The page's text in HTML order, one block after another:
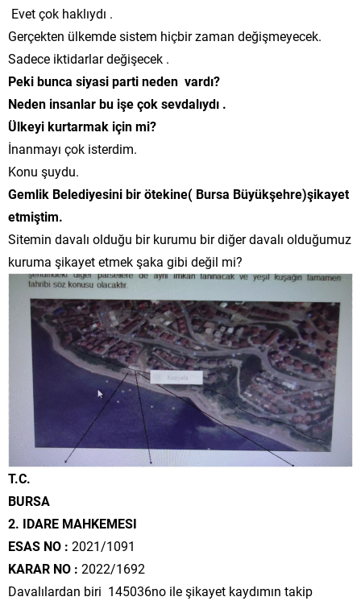
Evet çok haklıydı .
Gerçekten ülkemde sistem hiçbir zaman değişmeyecek.
Sadece iktidarlar değişecek .
Peki bunca siyasi parti neden vardı?
Neden insanlar bu işe çok sevdalıydı .
Ülkeyi kurtarmak için mi?
İnanmayı çok isterdim.
Konu şuydu.
Gemlik Belediyesini bir ötekine( Bursa Büyükşehre)şikayet
etmiştim.
Sitemin davalı olduğu bir kurumu bir diğer davalı olduğumuz
kuruma şikayet etmek şaka gibi değil mi?
T.C.
BURSA
2. IDARE MAHKEMESI
ESAS NO : 2021/1091
KARAR NO : 2022/1692
Davalılardan biri 145036no ile şikayet kaydımın takip